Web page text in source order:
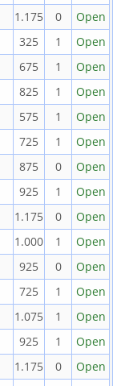
1.175 0
Open
325 1
Open
675 1
Open
825 1
Open
575 1
Open
725 1
Open
875 0
Open
925 1
Open
1.175 0
Open
1.000 1
Open
925 0
Open
725 1
Open
1.075 1
Open
925 1
Open
1.175 0
Open